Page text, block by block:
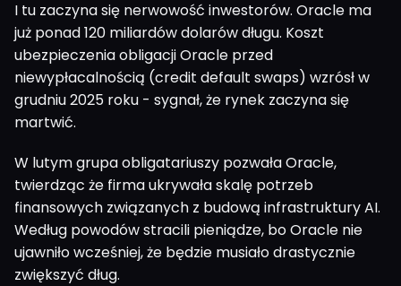
I tu zaczyna się nerwowość inwestorów. Oracle ma
już ponad 120 miliardów dolarów długu. Koszt
ubezpieczenia obligacji Oracle przed
niewypłacalnością (credit default swaps) wzrósł w
grudniu 2025 roku - sygnał, że rynek zaczyna się
martwić.
W lutym grupa obligatariuszy pozwała Oracle,
twierdząc że firma ukrywała skalę potrzeb
finansowych związanych z budową infrastruktury AI.
Według powodów stracili pieniądze, bo Oracle nie
ujawniło wcześniej, że będzie musiało drastycznie
zwiększyć dług.